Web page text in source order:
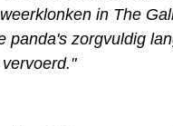
in The
panda's zorgvuldig